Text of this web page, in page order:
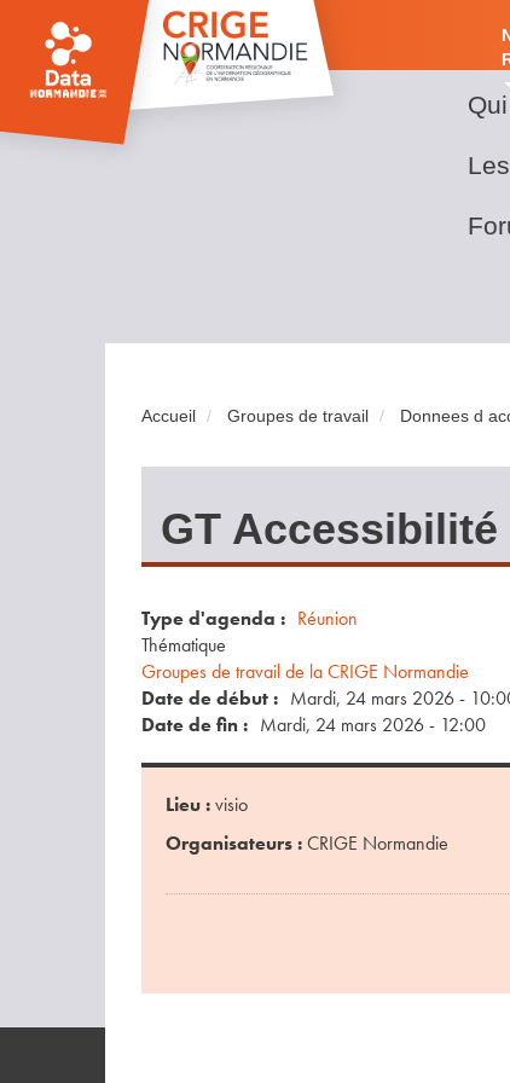
contenu
principal
Nos
réseaux
Accueil Groupes de travail Donnees d
GT Accessibilité
Type d'agenda
Réunion
Thématique
Groupes de travail de la CRIGE Normandie
Date de début
Mardi, 24 mars 2026 -
Date de fin
Mardi, 24 mars 2026 - 12:00
Lieu :visio
Organisateurs :CRIGE Normandie